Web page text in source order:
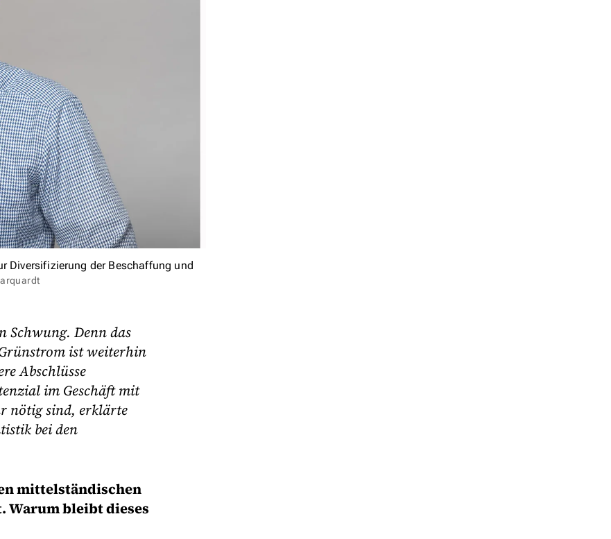
Diversifizierung der Beschaffung und
Schwung. Denn das
ist weiterhin
Abschlüsse
im Geschäft mit
nötig sind, erklärte
bei den
mittelständischen
Warum bleibt dieses